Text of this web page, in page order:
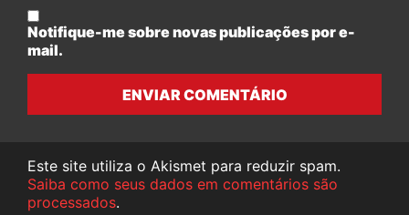
Notifique-me sobre novas publicações por e-
mail.
ENVIAR COMENTÁRIO
Este site utiliza o Akismet para reduzir spam.
Saiba como seus dados em comentários são
processados.